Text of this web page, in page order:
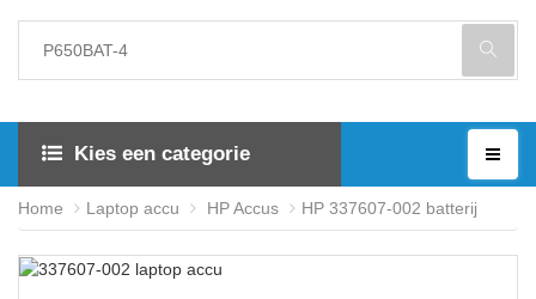
Kies een categorie
Home Laptop accu HP Accus HP 337607-002 batterij